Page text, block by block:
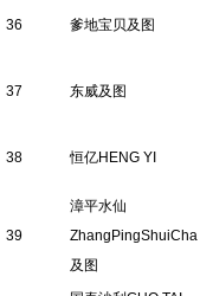
36 爹地宝贝及图
37 东威及图
38 恒亿HENG YI
39
漳平水仙
ZhangPingShuiCha
及图